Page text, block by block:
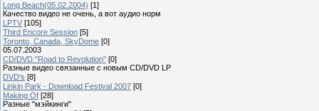
Long Beach(05.02.2004) [1]
Качество видео не очень, а вот аудио норм
LPTV [105]
Third Encore Session [5]
Toronto, Canada, SkyDome [0]
05.07.2003
CD/DVD "Road to Revolution" [0]
Разные видео связанные с новым CD/DVD LP
DVD's [8]
Linkin Park - Download Festival 2007 [0]
Making Of [28]
Разные "мэйкинги"